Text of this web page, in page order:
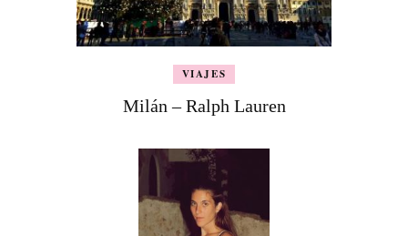
VIAJES
Milán – Ralph Lauren